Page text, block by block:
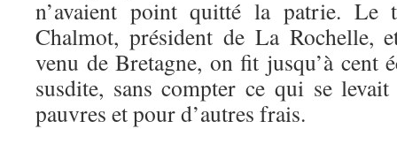
n’avaient point quitté la patrie.
Chalmot, président de La Rochelle,
venu de Bretagne, on fit jusqu’à cent
susdite, sans compter ce qui se
pauvres et pour d’autres frais.